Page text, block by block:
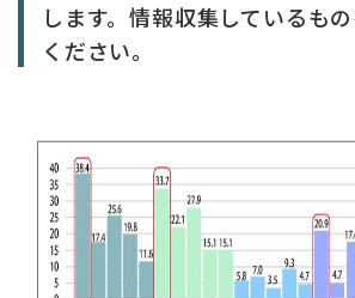
します。情報収集しているも
ください。